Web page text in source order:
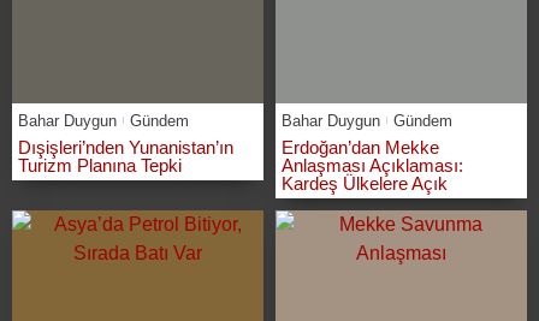
Bahar Duygun Gündem
Dışişleri’nden Yunanistan’ın
Turizm Planına Tepki
Bahar Duygun Gündem
Erdoğan’dan Mekke
Anlaşması Açıklaması:
Kardeş Ülkelere Açık